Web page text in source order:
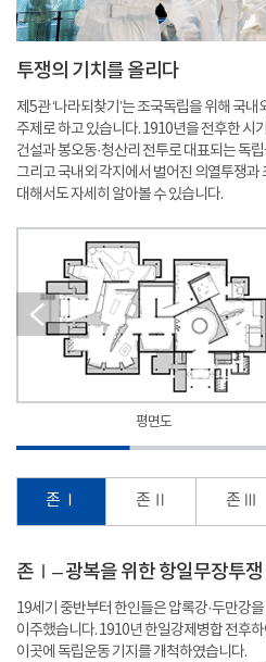
투쟁의 기치를 올리다
제5관 ‘나라되찾기’는 조국독립을 위해 국
주제로 하고 있습니다. 1910년을 전후한 시
건설과 봉오동·청산리 전투로 대표되는 독
그리고 국내외 각지에서 벌어진 의열투쟁과
대해서도 자세히 알아볼 수 있습니다.
평면도
존 Ⅰ 존 Ⅱ 존 Ⅲ
존Ⅰ– 광복을 위한 항일무장투쟁
19세기 중반부터 한인들은 압록강·두만강
이주했습니다. 1910년 한일강제병합 전후
이곳에 독립운동 기지를 개척하였습니다.